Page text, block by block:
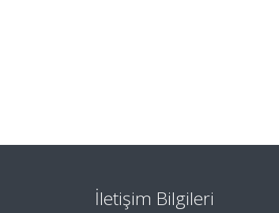
İletişim Bilgileri